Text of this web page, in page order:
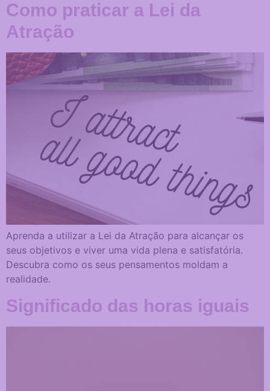
Como praticar a Lei da
Atração
Aprenda a utilizar a Lei da Atração para alcançar os
seus objetivos e viver uma vida plena e satisfatória.
Descubra como os seus pensamentos moldam a
realidade.
Significado das horas iguais